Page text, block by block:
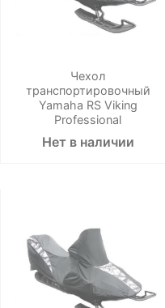
Чехол
транспортировочный
Yamaha RS Viking
Professional
Нет в наличии